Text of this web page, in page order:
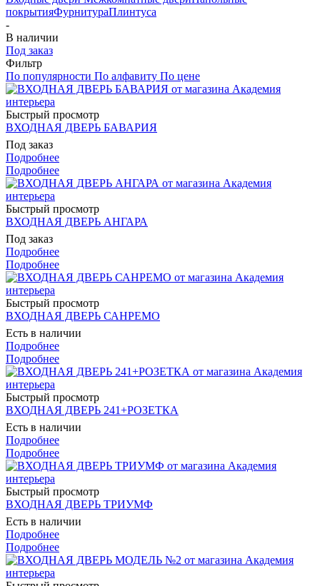
покрытияФурнитураПлинтуса
-
В наличии
Под заказ
Фильтр
По популярности По алфавиту По цене
Быстрый просмотр
ВХОДНАЯ ДВЕРЬ БАВАРИЯ
Под заказ
Подробнее
Подробнее
Быстрый просмотр
ВХОДНАЯ ДВЕРЬ АНГАРА
Под заказ
Подробнее
Подробнее
Быстрый просмотр
ВХОДНАЯ ДВЕРЬ САНРЕМО
Есть в наличии
Подробнее
Подробнее
Быстрый просмотр
ВХОДНАЯ ДВЕРЬ 241+РОЗЕТКА
Есть в наличии
Подробнее
Подробнее
Быстрый просмотр
ВХОДНАЯ ДВЕРЬ ТРИУМФ
Есть в наличии
Подробнее
Подробнее